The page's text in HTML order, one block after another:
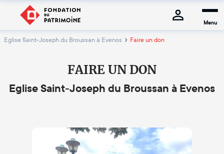
Menu
Eglise Saint-Joseph du Broussan à Evenos Faire un don
FAIRE UN DON
Eglise Saint-Joseph du Broussan à Evenos